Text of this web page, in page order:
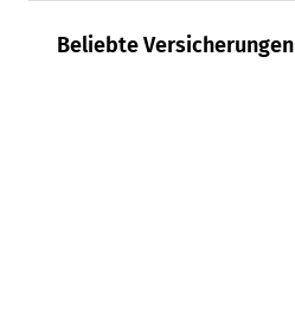
Beliebte Versicherungen